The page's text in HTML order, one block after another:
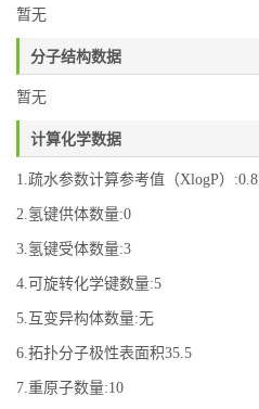
暂无
分子结构数据
暂无
计算化学数据
1.疏水参数计算参考值（XlogP）:0.8
2.氢键供体数量:0
3.氢键受体数量:3
4.可旋转化学键数量:5
5.互变异构体数量:无
6.拓扑分子极性表面积35.5
7.重原子数量:10